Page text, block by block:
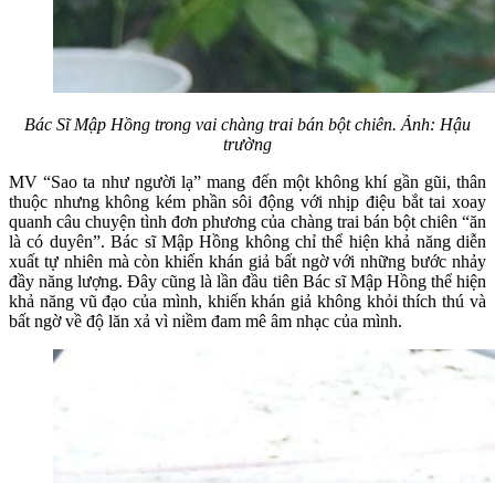
Bác Sĩ Mập Hồng trong vai chàng trai bán bột chiên. Ảnh: Hậu
trường
MV “Sao ta như người lạ” mang đến một không khí gần gũi, thân
thuộc nhưng không kém phần sôi động với nhịp điệu bắt tai xoay
quanh câu chuyện tình đơn phương của chàng trai bán bột chiên “ăn
là có duyên”. Bác sĩ Mập Hồng không chỉ thể hiện khả năng diễn
xuất tự nhiên mà còn khiến khán giả bất ngờ với những bước nhảy
đầy năng lượng. Đây cũng là lần đầu tiên Bác sĩ Mập Hồng thể hiện
khả năng vũ đạo của mình, khiến khán giả không khỏi thích thú và
bất ngờ về độ lăn xả vì niềm đam mê âm nhạc của mình.